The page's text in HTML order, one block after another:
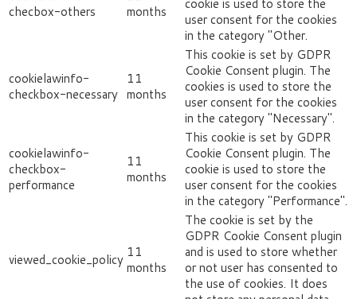
checbox-others
months
cookie is used to store the
user consent for the cookies
in the category "Other.
cookielawinfo-
checkbox-necessary
11
months
This cookie is set by GDPR
Cookie Consent plugin. The
cookies is used to store the
user consent for the cookies
in the category "Necessary".
cookielawinfo-
checkbox-
performance
11
months
This cookie is set by GDPR
Cookie Consent plugin. The
cookie is used to store the
user consent for the cookies
in the category "Performance".
viewed_cookie_policy 11
months
The cookie is set by the
GDPR Cookie Consent plugin
and is used to store whether
or not user has consented to
the use of cookies. It does